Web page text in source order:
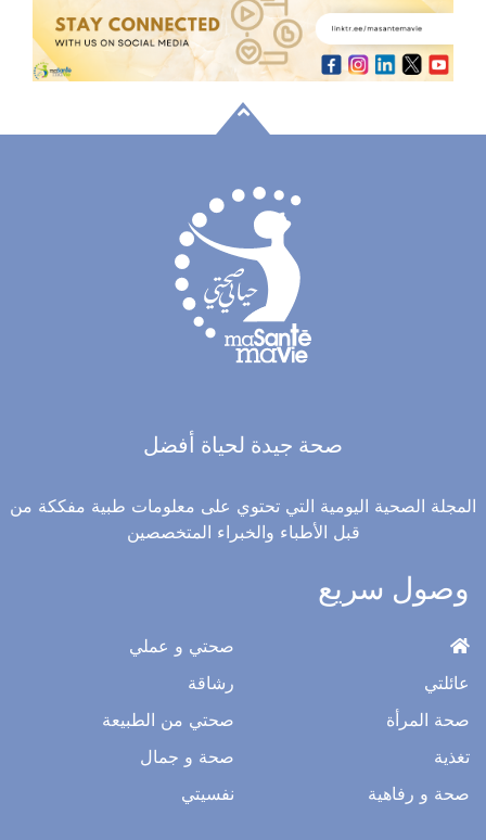
صحة جيدة لحياة أفضل
المجلة الصحية اليومية التي تحتوي على معلومات طبية مفككة من
قبل الأطباء والخبراء المتخصصين
وصول سريع
عائلتي
صحة المرأة
تغذية
صحة و رفاهية
صحتي و عملي
رشاقة
صحتي من الطبيعة
صحة و جمال
نفسيتي